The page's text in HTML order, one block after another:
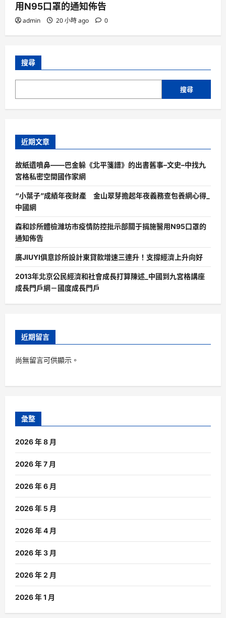
用N95口罩的通知佈告
admin 20 小時 ago 0
搜尋
搜尋
近期文章
故紙遺噴鼻——巴金躲《北平箋譜》的出書舊事–文史–中找九
宮格私密空間國作家網
“小葉子”成績年夜財產 金山翠芽擔起年夜義務查包養網心得_
中國網
森和診所體檢濰坊市疫情防控批示部關于捐施醫用N95口罩的
通知佈告
廣JIUYI俱意診所設計東貸款增速三連升！支撐經濟上升向好
2013年北京公民經濟和社會成長打算陳述_中國到九宮格講座
成長門戶網－國度成長門戶
近期留言
尚無留言可供顯示。
彙整
2026 年 8 月
2026 年 7 月
2026 年 6 月
2026 年 5 月
2026 年 4 月
2026 年 3 月
2026 年 2 月
2026 年 1 月